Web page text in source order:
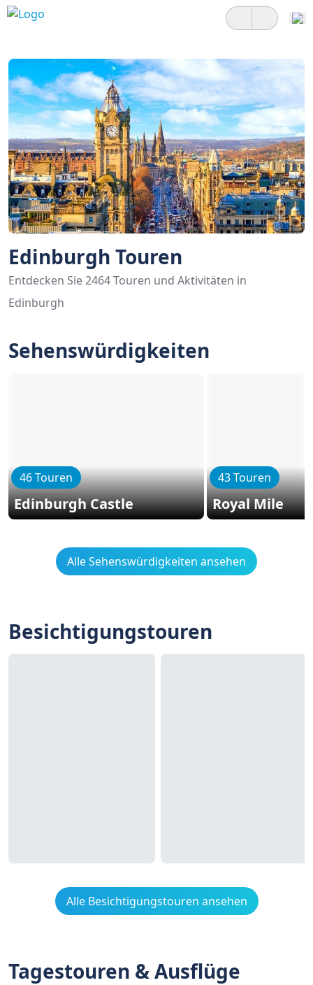
Edinburgh Touren
Entdecken Sie 2464 Touren und Aktivitäten in
Edinburgh
Sehenswürdigkeiten
46 Touren
Edinburgh Castle
43 Touren
Royal Mile
Alle Sehenswürdigkeiten ansehen
Besichtigungstouren
Alle Besichtigungstouren ansehen
Tagestouren & Ausflüge